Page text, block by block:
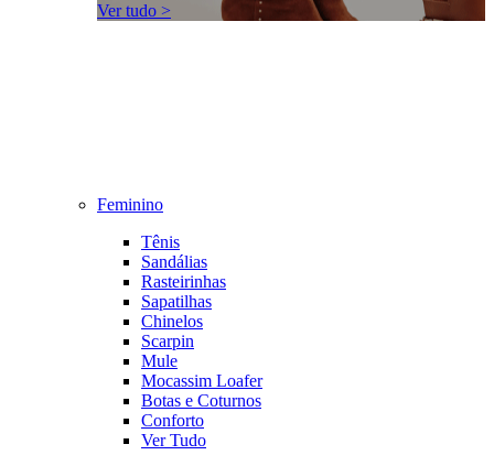
Ver tudo >
Feminino
Tênis
Sandálias
Rasteirinhas
Sapatilhas
Chinelos
Scarpin
Mule
Mocassim Loafer
Botas e Coturnos
Conforto
Ver Tudo